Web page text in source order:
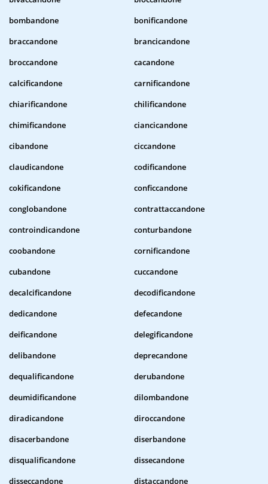
bombandone
bonificandone
braccandone
brancicandone
broccandone
cacandone
calcificandone
carnificandone
chiarificandone
chilificandone
chimificandone
ciancicandone
cibandone
ciccandone
claudicandone
codificandone
cokificandone
conficcandone
conglobandone
contrattaccandone
controindicandone
conturbandone
coobandone
cornificandone
cubandone
cuccandone
decalcificandone
decodificandone
dedicandone
defecandone
deificandone
delegificandone
delibandone
deprecandone
dequalificandone
derubandone
deumidificandone
dilombandone
diradicandone
diroccandone
disacerbandone
diserbandone
disqualificandone
dissecandone
disseccandone
distaccandone